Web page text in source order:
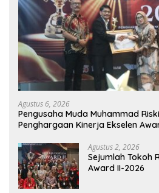
Agustus 6, 2026
Pengusaha Muda Muhammad
Penghargaan Kinerja Ekselen
Agustus 2, 2026
Sejumlah Tokoh
Award II-2026